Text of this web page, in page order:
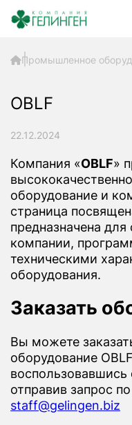
Промышленное
OBLF
22.12.2024
Компания «OBLF»
оборудование и
страница
предназначена
компании,
техническими
оборудования.
Заказать
Вы можете
оборудование
отправив запрос
staff@gelingen.biz